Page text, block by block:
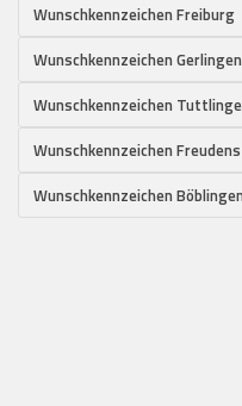
Wunschkennzeichen Freiburg
Wunschkennzeichen Gerlingen
Wunschkennzeichen
Wunschkennzeichen
Wunschkennzeichen Böblingen